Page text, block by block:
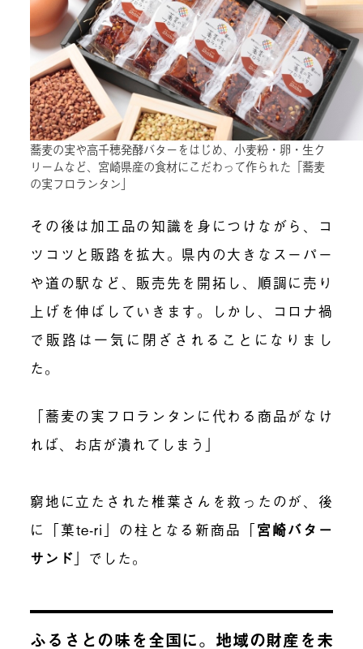
蕎麦の実や高千穂発酵バターをはじめ、小麦粉・卵・生ク
リームなど、宮崎県産の食材にこだわって作られた「蕎麦
の実フロランタン」
その後は加工品の知識を身につけながら、コ
ツコツと販路を拡大。県内の大きなスーパー
や道の駅など、販売先を開拓し、順調に売り
上げを伸ばしていきます。しかし、コロナ禍
で販路は一気に閉ざされることになりまし
た。
「蕎麦の実フロランタンに代わる商品がなけ
れば、お店が潰れてしまう」
窮地に立たされた椎葉さんを救ったのが、後
に「菓te-ri」の柱となる新商品「宮崎バター
サンド 」でした。
ふるさとの味を全国に。地域の財産を未